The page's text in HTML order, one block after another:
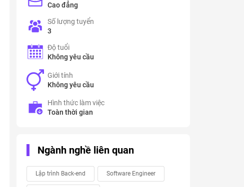
Cao đẳng
Số lượng tuyển
3
Độ tuổi
Không yêu cầu
Giới tính
Không yêu cầu
Hình thức làm việc
Toàn thời gian
Ngành nghề liên quan
Lập trình Back-end Software Engineer